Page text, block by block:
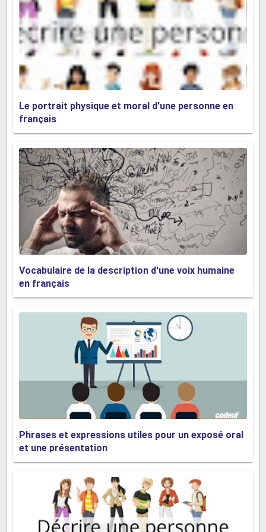
Le comité de rédaction est un groupe de rédacteurs ,
généralement dans une publication imprimée, qui dicte
le ton et la direction que les éditoriaux de la publication
prendront. Dans une grande partie du monde
anglophone, les éditoriaux ne sont généralement pas
écrits par les journalistes réguliers de l'organisation de
Politique high-tech
Le système politique américain actuel dans lequel le
comportement des citoyens et des décideurs, ainsi que
l'agenda politique lui-même, est de plus en plus façonné
par la technologie.
Journalisme d'enquête
L'utilisation de méthodes de déclaration de type
détecteur pour déterrer des scandales.
Journalisme
Le journalisme est l'art de transmettre des nouvelles, du
matériel descriptif et des commentaires via un éventail
récemment, le téléphone portable. Les journalistes, qu'il
s'agisse d'écrivains, de rédacteurs ou de photographes;
Diffuser des présentateurs ou des producteurs - servir de
Le portrait physique et moral d'une personne en
français
Vocabulaire de la description d'une voix humaine
en français
Phrases et expressions utiles pour un exposé oral
et une présentation